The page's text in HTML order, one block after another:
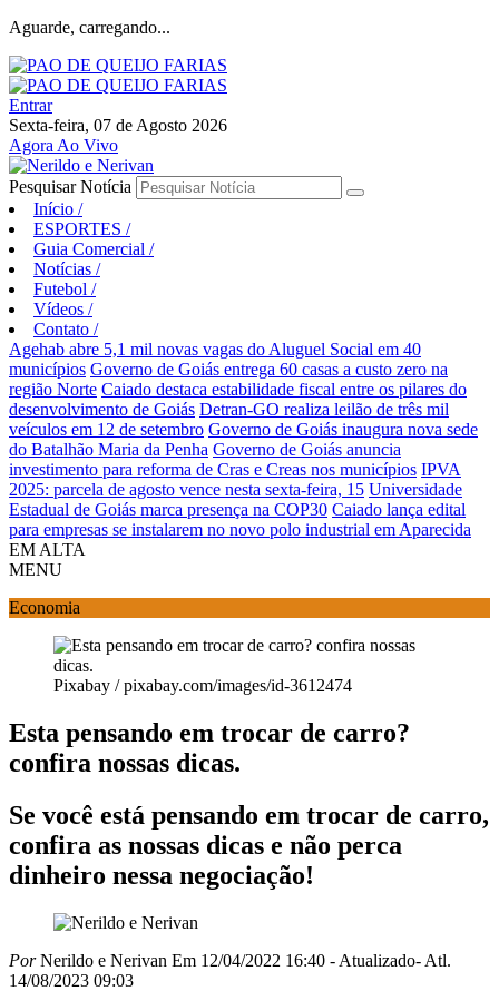
Aguarde, carregando...
Entrar
Sexta-feira, 07 de Agosto 2026
Agora Ao Vivo
Pesquisar Notícia
Início /
ESPORTES /
Guia Comercial /
Notícias /
Futebol /
Vídeos /
Contato /
Agehab abre 5,1 mil novas vagas do Aluguel Social em 40
municípios Governo de Goiás entrega 60 casas a custo zero na
região Norte Caiado destaca estabilidade fiscal entre os pilares do
desenvolvimento de Goiás Detran-GO realiza leilão de três mil
veículos em 12 de setembro Governo de Goiás inaugura nova sede
do Batalhão Maria da Penha Governo de Goiás anuncia
investimento para reforma de Cras e Creas nos municípios IPVA
2025: parcela de agosto vence nesta sexta-feira, 15 Universidade
Estadual de Goiás marca presença na COP30 Caiado lança edital
para empresas se instalarem no novo polo industrial em Aparecida
EM ALTA
MENU
Economia
Pixabay / pixabay.com/images/id-3612474
Esta pensando em trocar de carro?
confira nossas dicas.
Se você está pensando em trocar de carro,
confira as nossas dicas e não perca
dinheiro nessa negociação!
PorNerildo e Nerivan Em 12/04/2022 16:40 - Atualizado- Atl.
14/08/2023 09:03